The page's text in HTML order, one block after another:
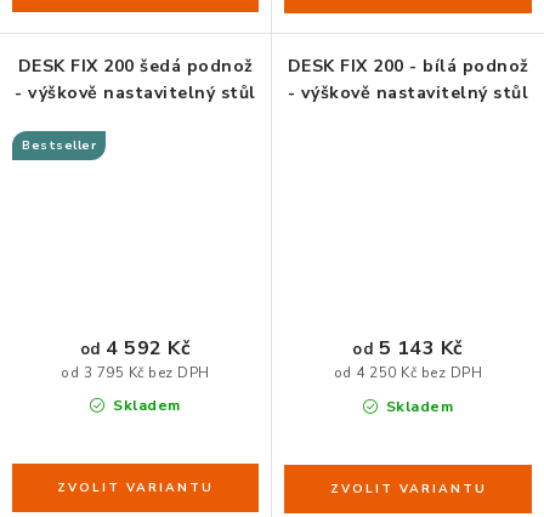
DESK FIX 200 šedá podnož
- výškově nastavitelný stůl
Bestseller
Skladem
od 3 795 Kč bez DPH
od 4 592 Kč
DESK FIX 200 - bílá podnož
- výškově nastavitelný stůl
Skladem
od 4 250 Kč bez DPH
od 5 143 Kč